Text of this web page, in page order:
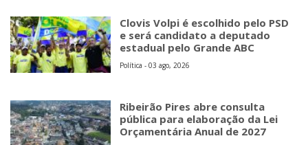
Clovis Volpi é escolhido pelo PSD
e será candidato a deputado
estadual pelo Grande ABC
Política - 03 ago, 2026
Ribeirão Pires abre consulta
pública para elaboração da Lei
Orçamentária Anual de 2027